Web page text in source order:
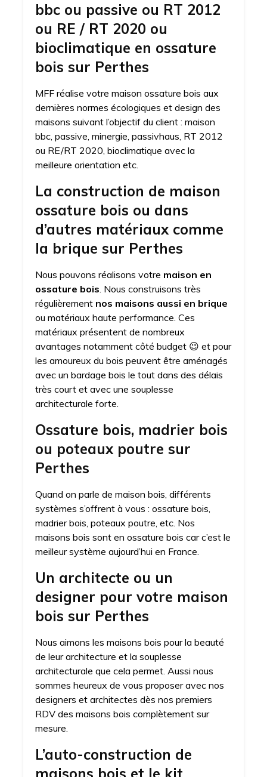
bbc ou passive ou RT 2012
ou RE / RT 2020 ou
bioclimatique en ossature
bois sur Perthes
MFF réalise votre maison ossature bois aux
dernières normes écologiques et design des
maisons suivant l’objectif du client : maison
bbc, passive, minergie, passivhaus, RT 2012
ou RE/RT 2020, bioclimatique avec la
meilleure orientation etc.
La construction de maison
ossature bois ou dans
d’autres matériaux comme
la brique sur Perthes
Nous pouvons réalisons votre maison en
ossature bois. Nous construisons très
régulièrement nos maisons aussi en brique
ou matériaux haute performance. Ces
matériaux présentent de nombreux
avantages notamment côté budget 😉 et pour
les amoureux du bois peuvent être aménagés
avec un bardage bois le tout dans des délais
très court et avec une souplesse
architecturale forte.
Ossature bois, madrier bois
ou poteaux poutre sur
Perthes
Quand on parle de maison bois, différents
systèmes s’offrent à vous : ossature bois,
madrier bois, poteaux poutre, etc. Nos
maisons bois sont en ossature bois car c’est le
meilleur système aujourd’hui en France.
Un architecte ou un
designer pour votre maison
bois sur Perthes
Nous aimons les maisons bois pour la beauté
de leur architecture et la souplesse
architecturale que cela permet. Aussi nous
sommes heureux de vous proposer avec nos
designers et architectes dès nos premiers
RDV des maisons bois complètement sur
mesure.
L’auto-construction de
maisons bois et le kit